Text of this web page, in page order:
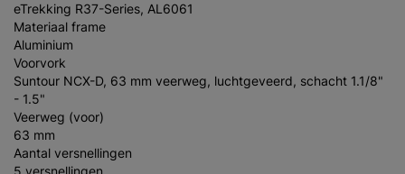
eTrekking R37-Series, AL6061
Materiaal frame
Aluminium
Voorvork
Suntour NCX-D, 63 mm veerweg, luchtgeveerd, schacht 1.1/8"
- 1.5"
Veerweg (voor)
63 mm
Aantal versnellingen